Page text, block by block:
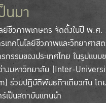
นมา
ยีชีวภาพเกษตร จัดตั้งในปี พ.ศ
เทคโนโลยีชีวภาพและวิทยาศาส
รรมของประเทศไทย ในรูปแบบ
างมหาวิทยาลัย (Inter-
ร่วมปฏิบัติพันธกิจเดียวกัน โด
เป็นสถาบันแกนนำ